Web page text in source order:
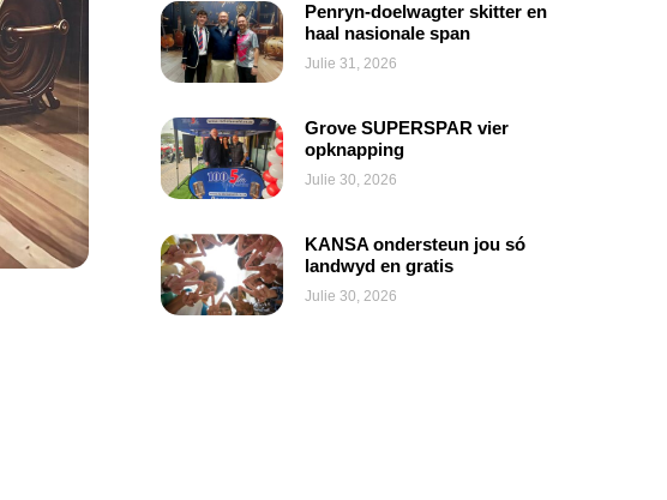
Penryn-doelwagter skitter en
haal nasionale span
Julie 31, 2026
Grove SUPERSPAR vier
opknapping
Julie 30, 2026
KANSA ondersteun jou só
landwyd en gratis
Julie 30, 2026